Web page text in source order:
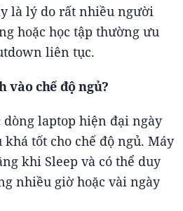
là lý do rất nhiều người
hoặc học tập thường ưu
liên tục.
vào chế độ ngủ?
laptop hiện đại ngày
tốt cho chế độ ngủ. Máy
khi Sleep và có thể duy
nhiều giờ hoặc vài ngày